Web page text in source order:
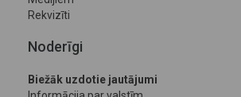
Rekvizīti
Noderīgi
Biežāk uzdotie jautājumi